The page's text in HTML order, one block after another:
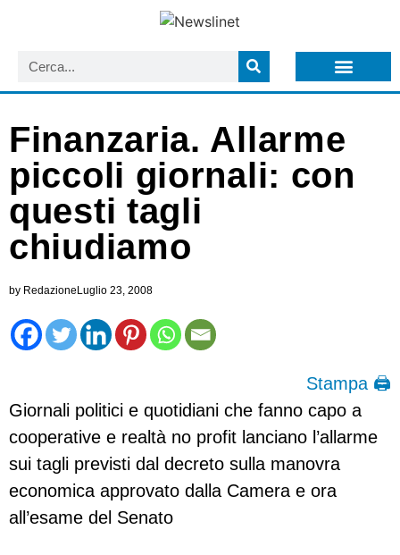
Finanzaria. Allarme
piccoli giornali: con
questi tagli
chiudiamo
by RedazioneLuglio 23, 2008
Stampa 🖨
Giornali politici e quotidiani che fanno capo a
cooperative e realtà no profit lanciano l’allarme
sui tagli previsti dal decreto sulla manovra
economica approvato dalla Camera e ora
all’esame del Senato